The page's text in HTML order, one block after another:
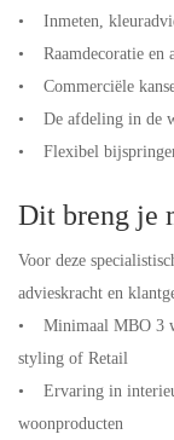
• Inmeten,
• Raamdecoratie en
• Commerciële
• De afdeling in de
• Flexibel
Dit breng je
Voor deze
advieskracht en
• Minimaal MBO 3
styling of Retail
• Ervaring in
woonproducten